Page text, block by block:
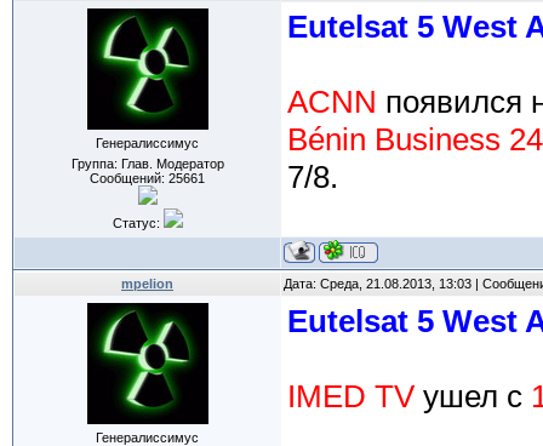
Генералиссимус
Группа: Глав. Модератор
Сообщений: 25661
Статус:
Eutelsat 5 West
ACNN появился
Bénin Business 24
7/8.
mpelion Дата: Среда, 21.08.2013, 13:03 |
Генералиссимус
Eutelsat 5 West
IMED TV ушел с